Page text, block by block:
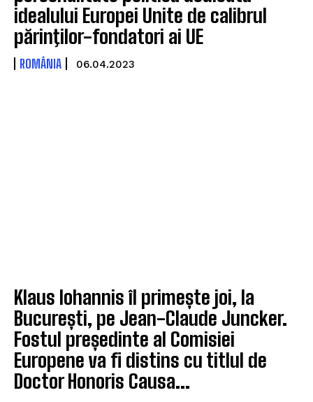
idealului Europei Unite de calibrul
părinţilor-fondatori ai UE
ROMÂNIA 06.04.2023
Klaus Iohannis îl primește joi, la
București, pe Jean-Claude Juncker.
Fostul președinte al Comisiei
Europene va fi distins cu titlul de
Doctor Honoris Causa...